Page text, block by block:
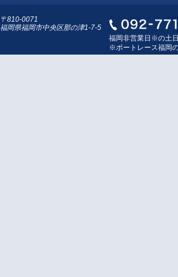
〒810-0071
福岡県福岡市中央区那の津1-7-5
福岡非営業日※の土
※ボートレース福岡